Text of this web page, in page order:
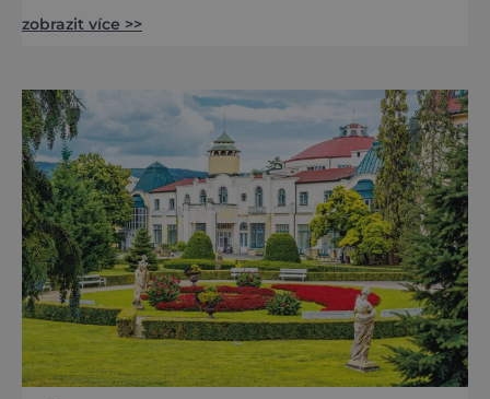
zve na cestu plnou inspirace, dobrodružství i
podobě. Města s neopakovatelnou
atmosférou Vydejte se s námi na prohlídku
měst, která patří k
zobrazit více >>